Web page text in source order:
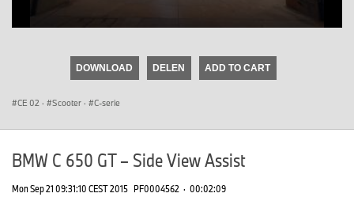
DOWNLOAD DELEN ADD TO CART
CE 02 · Scooter · C-serie
BMW C 650 GT – Side View Assist
Mon Sep 21 09:31:10 CEST 2015 PF0004562 · 00:02:09